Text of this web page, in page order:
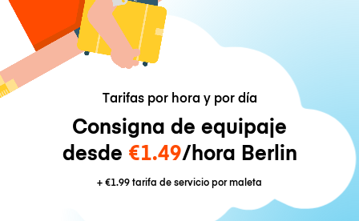
Tarifas por hora y por día
Consigna de equipaje
desde €1.49/hora Berlin
+€1.99tarifa de servicio por maleta